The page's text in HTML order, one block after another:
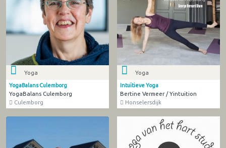
Yoga
YogaBalans Culemborg
YogaBalans Culemborg
Culemborg
Yoga
Intuïtieve Yoga
Bertine Vermeer / Yintuition
Honselersdijk